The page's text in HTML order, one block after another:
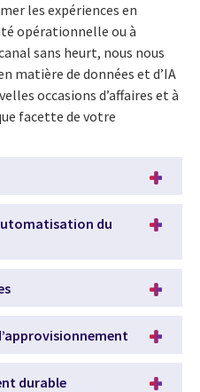
les expériences en
opérationnelle ou à
sans heurt, nous nous
matière de données et d’IA
occasions d’affaires et à
facette de votre
du
durable